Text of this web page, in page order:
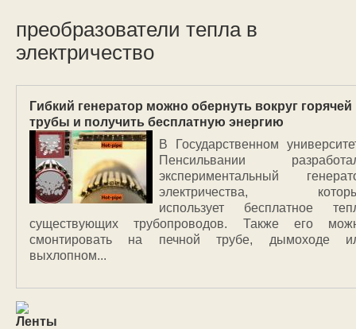
преобразователи тепла в
электричество
Гибкий генератор можно обернуть вокруг горячей
трубы и получить бесплатную энергию
В Государственном
Пенсильвании
экспериментальный
электричества,
использует бесплатное
существующих трубопроводов. Также его
смонтировать на печной трубе, дымоходе
выхлопном...